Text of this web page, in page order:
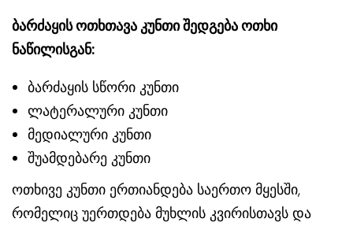
ბარძაყის ოთხთავა კუნთი შედგება ოთხი
ნაწილისგან:
ბარძაყის სწორი კუნთი
ლატერალური კუნთი
მედიალური კუნთი
შუამდებარე კუნთი
ოთხივე კუნთი ერთიანდება საერთო მყესში,
რომელიც უერთდება მუხლის კვირისთავს და